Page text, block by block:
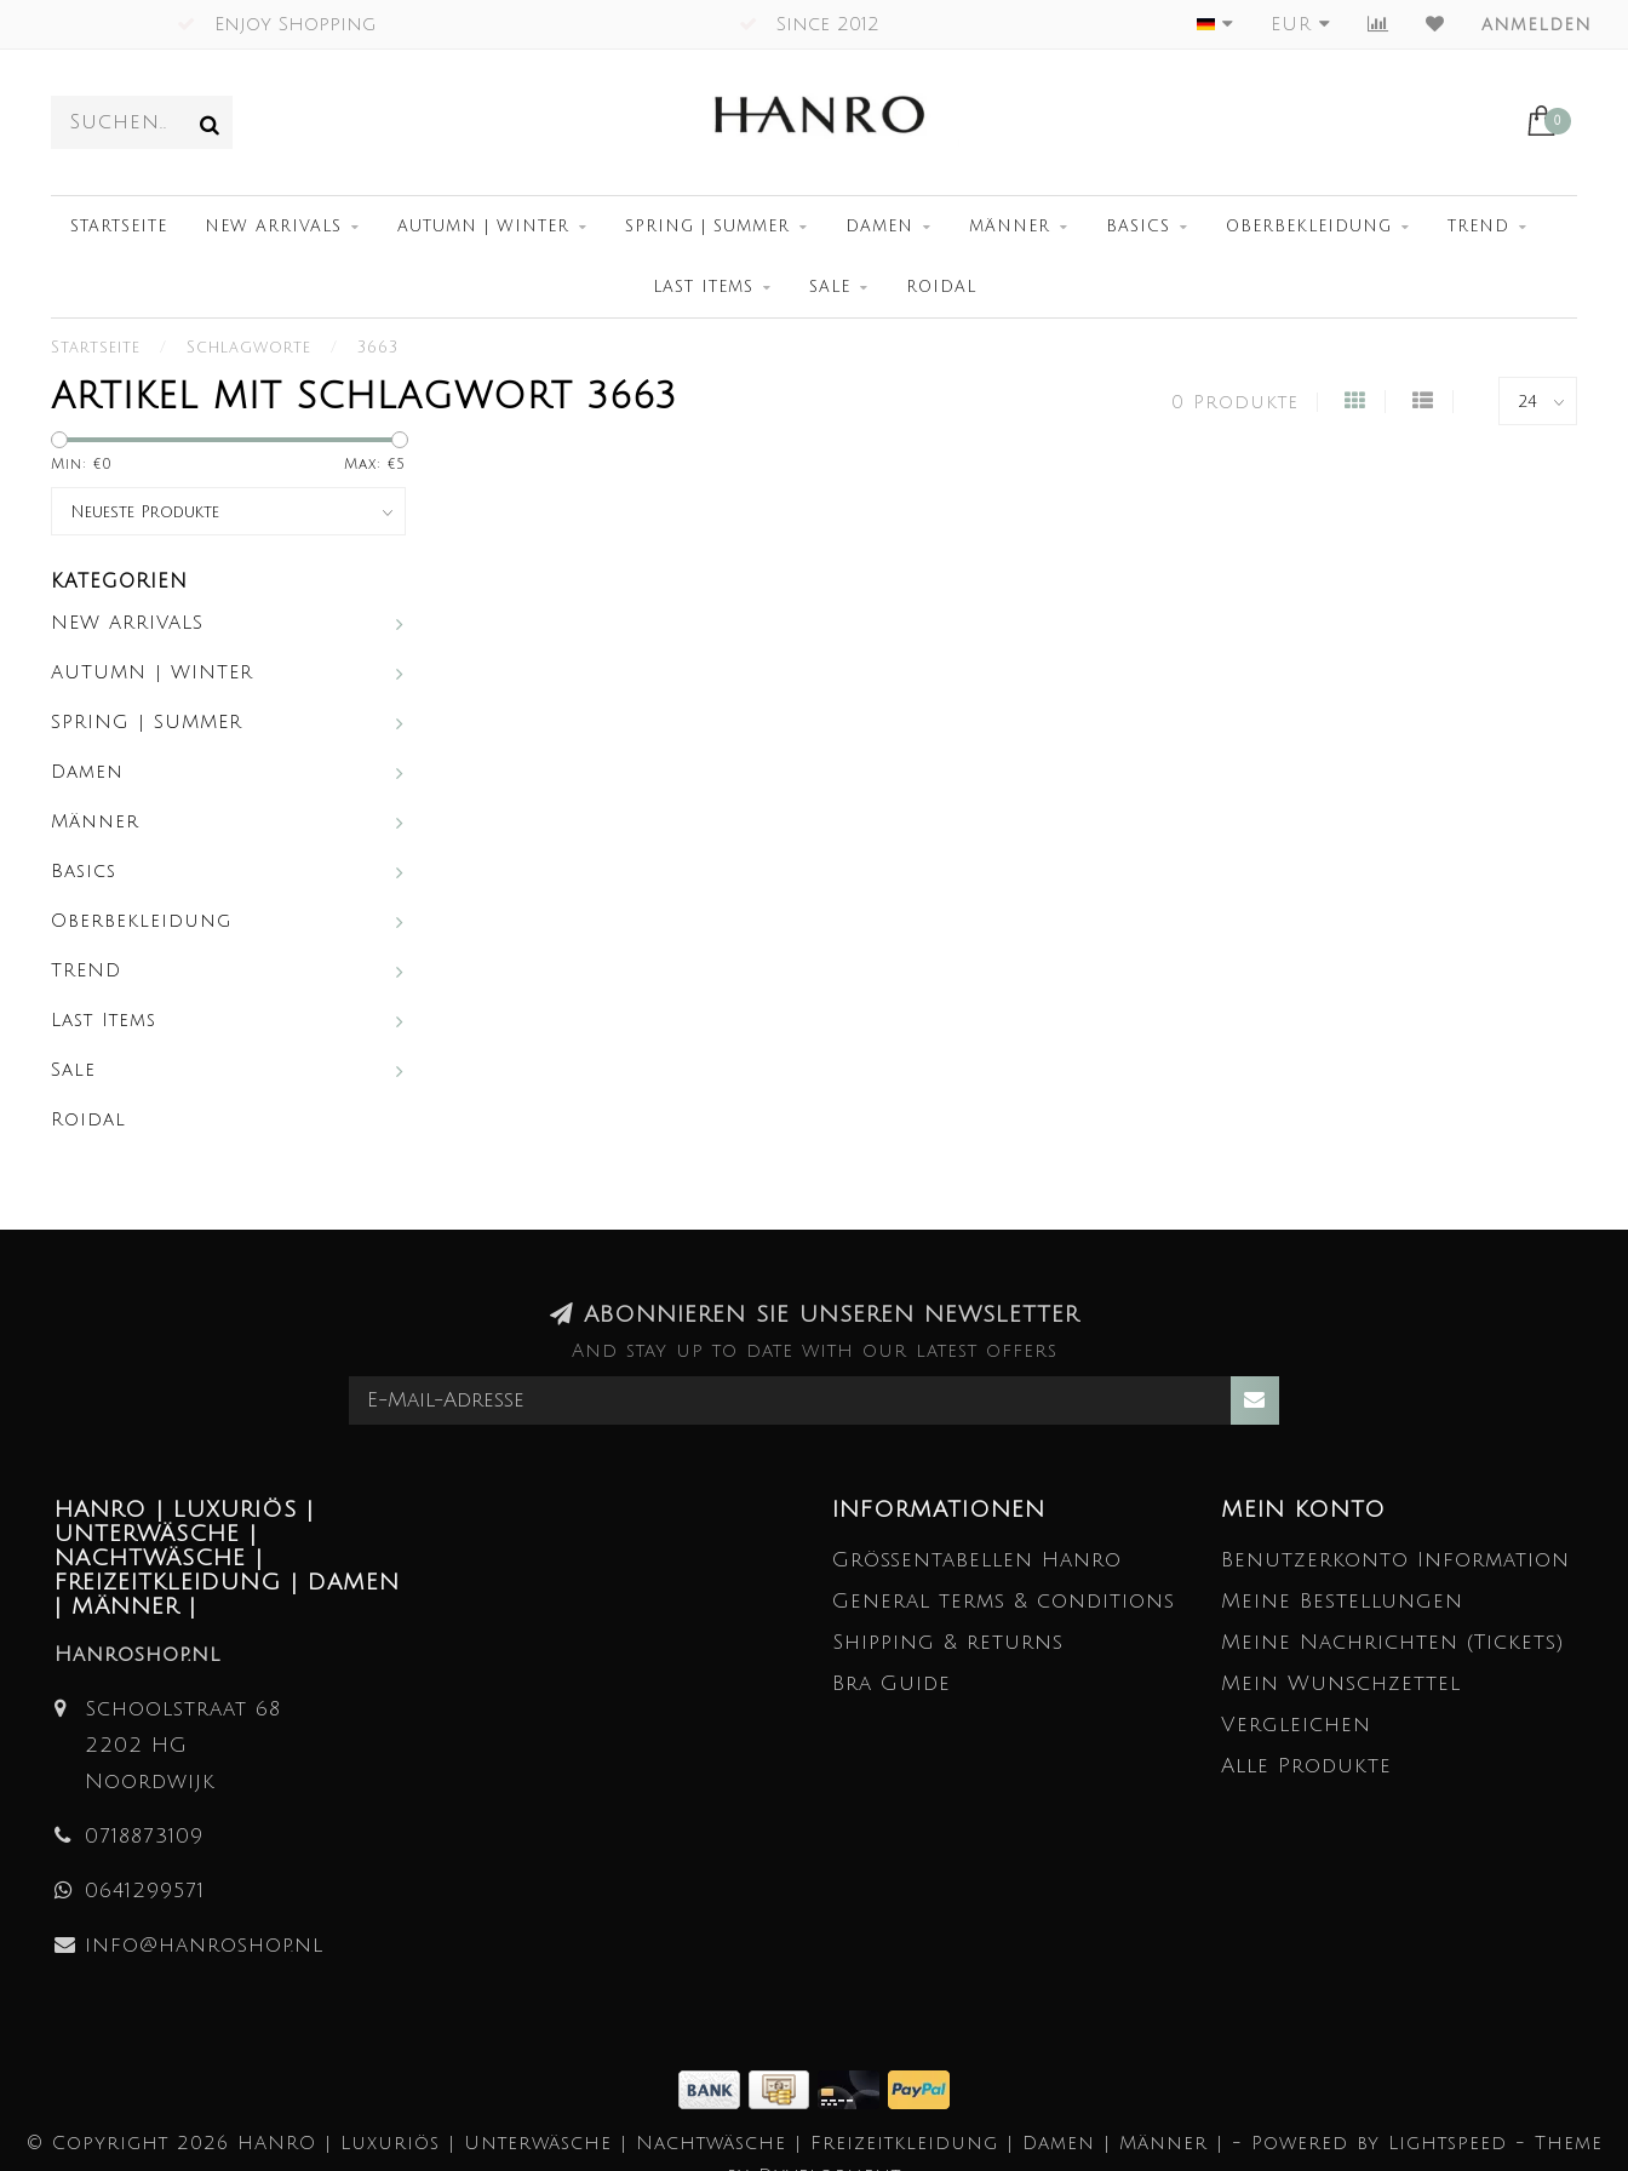
Enjoy Shopping Since 2012 Worldwide Shipment
EUR anmelden
0
STARTSEITE NEW ARRIVALS AUTUMN | WINTER SPRING | SUMMER DAMEN MÄNNER BASICS OBERBEKLEIDUNG TREND
LAST ITEMS SALE ROIDAL
Startseite Schlagworte 3663
ARTIKEL MIT SCHLAGWORT 3663 0 Produkte
Min: €0 Max: €5
KATEGORIEN
NEW ARRIVALS
AUTUMN | WINTER
SPRING | SUMMER
Damen
Männer
Basics
Oberbekleidung
TREND
Last Items
Sale
Roidal
ABONNIEREN SIE UNSEREN NEWSLETTER
And stay up to date with our latest offers
HANRO | LUXURIÖS |
UNTERWÄSCHE |
NACHTWÄSCHE |
FREIZEITKLEIDUNG | DAMEN
| MÄNNER |
Hanroshop.nl
Schoolstraat 68
2202 HG
Noordwijk
0718873109
0641299571
info@hanroshop.nl
INFORMATIONEN
Größentabellen Hanro
General terms & conditions
Shipping & returns
Bra Guide
MEIN KONTO
Benutzerkonto Information
Meine Bestellungen
Meine Nachrichten (Tickets)
Mein Wunschzettel
Vergleichen
Alle Produkte
© Copyright 2026 HANRO | Luxuriös | Unterwäsche | Nachtwäsche | Freizeitkleidung | Damen | Männer | - Powered by Lightspeed - Theme